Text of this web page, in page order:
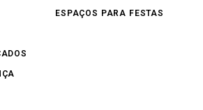
ESPAÇOS PARA FESTAS